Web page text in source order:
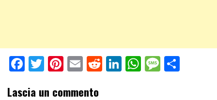
Facebook
Twitter
Pinterest
EmailRedditLinkedIn
WhatsApp
Lascia un commento